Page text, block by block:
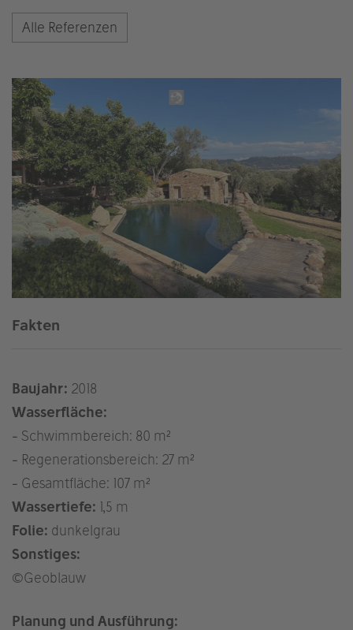
Alle Referenzen
Fakten
Baujahr: 2018
Wasserfläche:
- Schwimmbereich: 80 m²
- Regenerationsbereich: 27 m²
- Gesamtfläche: 107 m²
Wassertiefe: 1,5 m
Folie: dunkelgrau
Sonstiges:
©Geoblauw
Planung und Ausführung: